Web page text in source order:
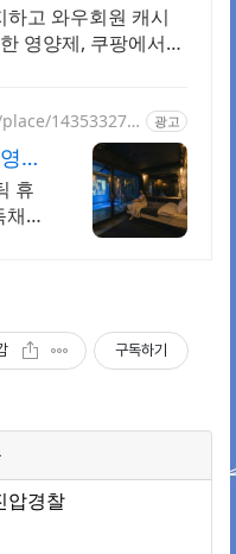
하고 와우회원 캐시
영양제, 쿠팡에서
143533273
광고
장
트
휴
채,
구독하기
압경찰